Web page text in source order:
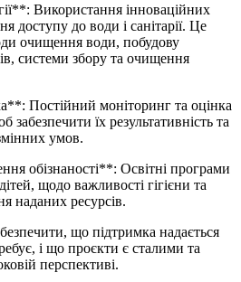
Використання інноваційних
доступу до води і санітарії. Це
очищення води, побудову
системи збору та очищення
Постійний моніторинг та оцінка
забезпечити їх результативність та
умов.
обізнаності**: Освітні програми
щодо важливості гігієни та
наданих ресурсів.
що підтримка надається
і що проєкти є сталими та
перспективі.